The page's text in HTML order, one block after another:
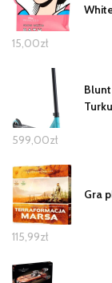
15,00zł
599,00zł
Gra
115,99zł